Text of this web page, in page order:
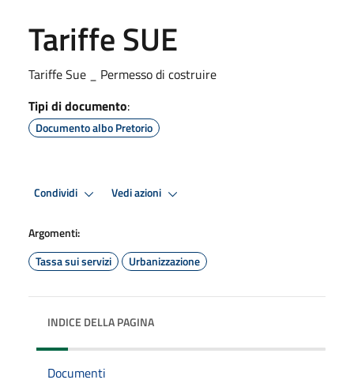
Tariffe SUE
Tariffe Sue _ Permesso di costruire
Tipi di documento:
Documento albo Pretorio
Condividi Vedi azioni
Argomenti:
Tassa sui servizi
Urbanizzazione
INDICE DELLA PAGINA
Documenti